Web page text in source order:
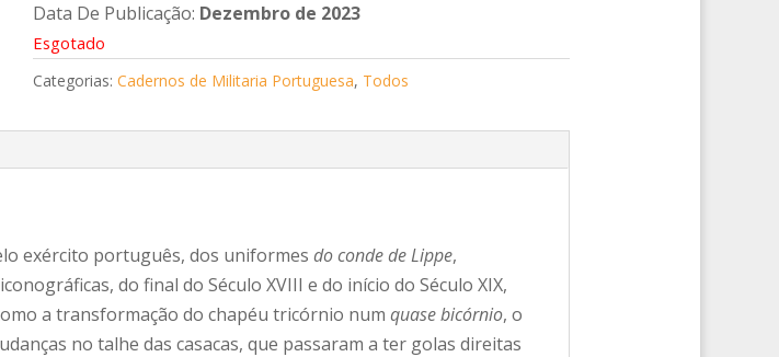
Data De Publicação: Dezembro de 2023
Esgotado
Categorias: Cadernos de Militaria Portuguesa, Todos
exército português, dos uniformes do conde de Lippe,
do final do Século XVIII e do início do Século XIX,
a transformação do chapéu tricórnio num quase bicórnio, o
no talhe das casacas, que passaram a ter golas direitas